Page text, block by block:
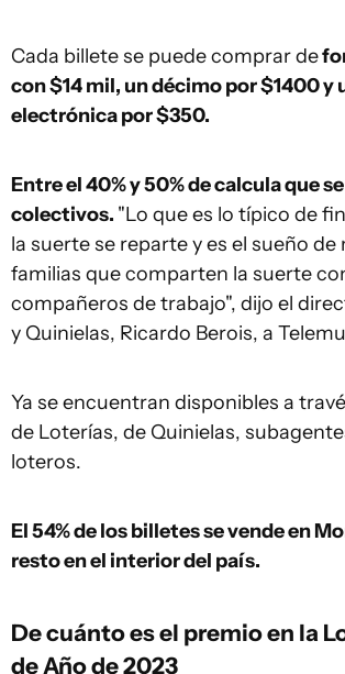
Cada billete se puede comprar de
con $14 mil, un décimo por $1400 y
electrónica por $350.
Entre el 40% y 50% de calcula que
colectivos. "Lo que es lo típico de
la suerte se reparte y es el sueño de
familias que comparten la suerte
compañeros de trabajo", dijo el
y Quinielas, Ricardo Berois, a
Ya se encuentran disponibles a
de Loterías, de Quinielas,
loteros.
El 54% de los billetes se vende en
resto en el interior del país.
De cuánto es el premio en la
de Año de 2023